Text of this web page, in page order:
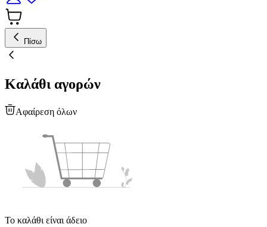
Πίσω
Καλάθι αγορών
Αφαίρεση όλων
Το καλάθι είναι άδειο